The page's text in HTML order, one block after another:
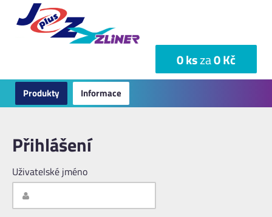
0 ksza0 Kč
Produkty Informace
Přihlášení
Uživatelské jméno